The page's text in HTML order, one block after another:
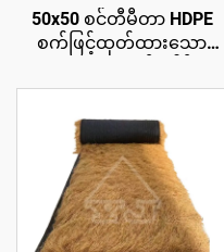
50x50 စင်တီမီတာ HDPE
စက်ဖြင့်ထုတ်ထားသော
ပြား၊ ၁၅ နှစ်အထိ ယူဗီ
ခံနိုင်ရည်ရှိသော ပူပြင်းသော
ဒေသရှိ အပန်းဖြေစခန်းများ
အတွက်